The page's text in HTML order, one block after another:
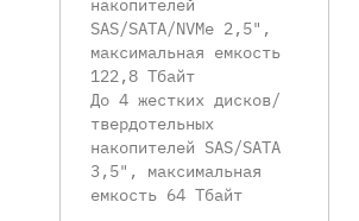
накопителей
SAS/SATA/NVMe 2,5",
максимальная емкость
122,8 Тбайт
До 4 жестких дисков/
твердотельных
накопителей SAS/SATA
3,5", максимальная
емкость 64 Тбайт